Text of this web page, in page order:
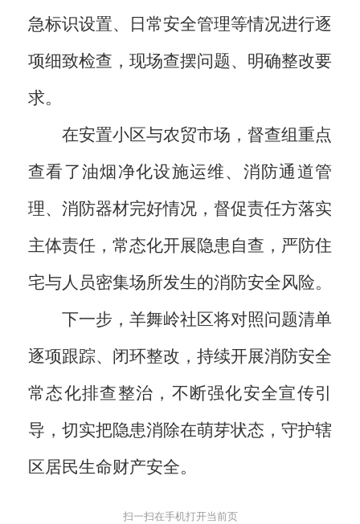
急标识设置、日常安全管理等情况进行逐
项细致检查，现场查摆问题、明确整改要
求。
在安置小区与农贸市场，督查组重点
查看了油烟净化设施运维、消防通道管
理、消防器材完好情况，督促责任方落实
主体责任，常态化开展隐患自查，严防住
宅与人员密集场所发生的消防安全风险。
下一步，羊舞岭社区将对照问题清单
逐项跟踪、闭环整改，持续开展消防安全
常态化排查整治，不断强化安全宣传引
导，切实把隐患消除在萌芽状态，守护辖
区居民生命财产安全。
扫一扫在手机打开当前页